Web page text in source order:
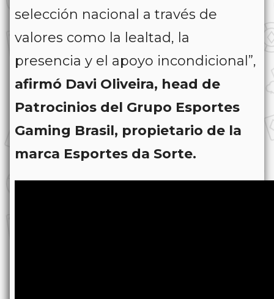
selección nacional a través de
valores como la lealtad, la
presencia y el apoyo incondicional”,
afirmó Davi Oliveira, head de
Patrocinios del Grupo Esportes
Gaming Brasil, propietario de la
marca Esportes da Sorte.